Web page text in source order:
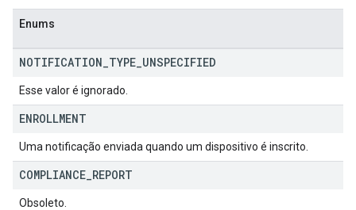
Enums
NOTIFICATION TYPE UNSPECIFIED
Esse valor é ignorado.
ENROLLMENT
Uma notificação enviada quando um dispositivo é inscrito.
COMPLIANCE REPORT
Obsoleto.